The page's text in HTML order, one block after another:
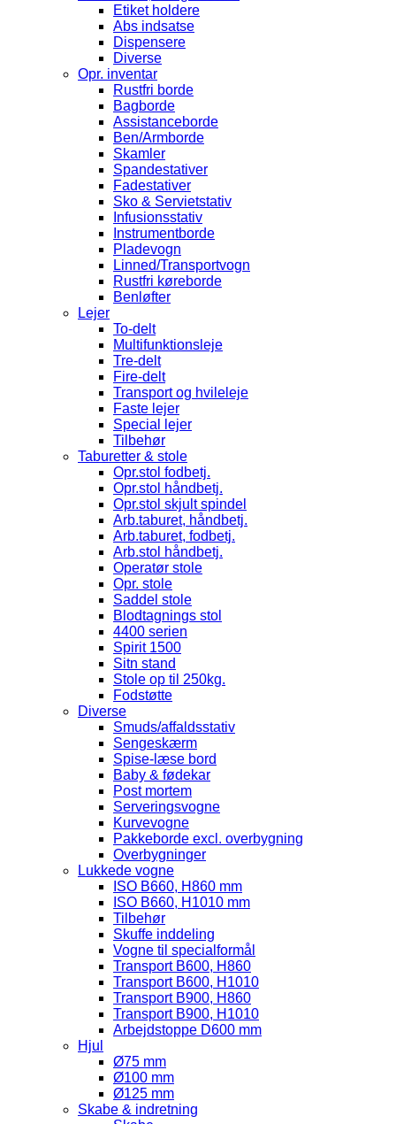
Etiket holdere
Abs indsatse
Dispensere
Diverse
Opr. inventar
Rustfri borde
Bagborde
Assistanceborde
Ben/Armborde
Skamler
Spandestativer
Fadestativer
Sko & Servietstativ
Infusionsstativ
Instrumentborde
Pladevogn
Linned/Transportvogn
Rustfri køreborde
Benløfter
Lejer
To-delt
Multifunktionsleje
Tre-delt
Fire-delt
Transport og hvileleje
Faste lejer
Special lejer
Tilbehør
Taburetter & stole
Opr.stol fodbetj.
Opr.stol håndbetj.
Opr.stol skjult spindel
Arb.taburet, håndbetj.
Arb.taburet, fodbetj.
Arb.stol håndbetj.
Operatør stole
Opr. stole
Saddel stole
Blodtagnings stol
4400 serien
Spirit 1500
Sitn stand
Stole op til 250kg.
Fodstøtte
Diverse
Smuds/affaldsstativ
Sengeskærm
Spise-læse bord
Baby & fødekar
Post mortem
Serveringsvogne
Kurvevogne
Pakkeborde excl. overbygning
Overbygninger
Lukkede vogne
ISO B660, H860 mm
ISO B660, H1010 mm
Tilbehør
Skuffe inddeling
Vogne til specialformål
Transport B600, H860
Transport B600, H1010
Transport B900, H860
Transport B900, H1010
Arbejdstoppe D600 mm
Hjul
Ø75 mm
Ø100 mm
Ø125 mm
Skabe & indretning